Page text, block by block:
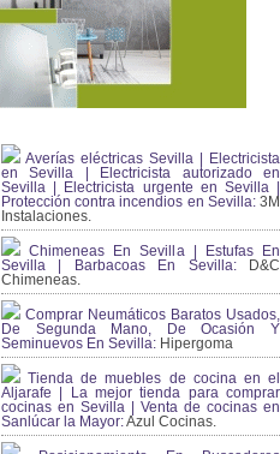
Averías eléctricas Sevilla | Electricista
en Sevilla | Electricista autorizado en
Sevilla | Electricista urgente en Sevilla |
Protección contra incendios en Sevilla:3M
Instalaciones.
Chimeneas En Sevilla | Estufas En
Sevilla | Barbacoas En Sevilla:D&C
Chimeneas.
Comprar Neumáticos Baratos Usados,
De Segunda Mano, De Ocasión Y
Seminuevos En Sevilla: Hipergoma
Tienda de muebles de cocina en el
Aljarafe | La mejor tienda para comprar
cocinas en Sevilla | Venta de cocinas en
Sanlúcar la Mayor:Azul Cocinas.